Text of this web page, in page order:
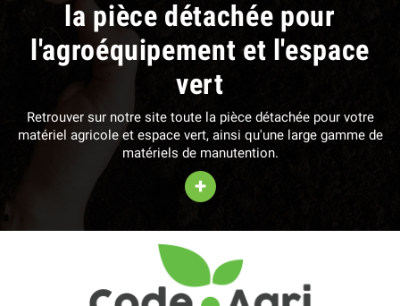
la pièce détachée pour
l'agroéquipement et l'espace
vert
Retrouver sur notre site toute la pièce détachée pour votre
matériel agricole et espace vert, ainsi qu'une large gamme de
matériels de manutention.
+